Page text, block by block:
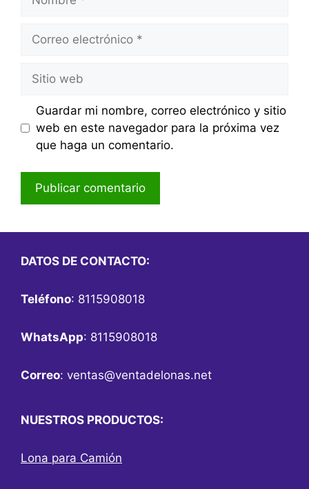
Correo
Sitio
web
Guardar mi nombre, correo electrónico y sitio
web en este navegador para la próxima vez
que haga un comentario.
DATOS DE CONTACTO:
Teléfono: 8115908018
WhatsApp: 8115908018
Correo: ventas@ventadelonas.net
NUESTROS PRODUCTOS:
Lona para Camión